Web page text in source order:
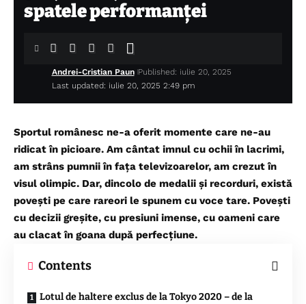
spatele performanței
Last updated: iulie 20, 2025 2:49 pm
Andrei-Cristian Paun Published: iulie 20, 2025
Sportul românesc ne-a oferit momente care ne-au
ridicat în picioare. Am cântat imnul cu ochii în lacrimi,
am strâns pumnii în fața televizoarelor, am crezut în
visul olimpic. Dar, dincolo de medalii și recorduri, există
povești pe care rareori le spunem cu voce tare. Povești
cu decizii greșite, cu presiuni imense, cu oameni care
au clacat în goana după perfecțiune.
Contents
Lotul de haltere exclus de la Tokyo 2020 – de la